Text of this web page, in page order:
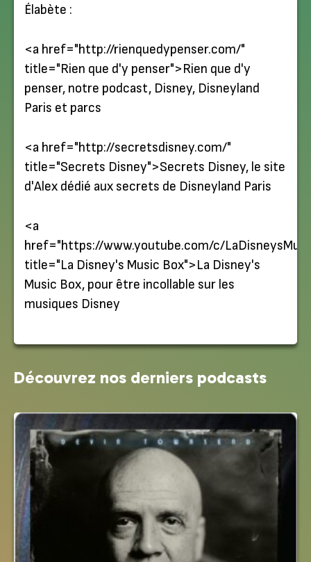
Élabète :
<a href="http://rienquedypenser.com/"
title="Rien que d'y penser">Rien que d'y
penser, notre podcast, Disney, Disneyland
Paris et parcs
<a href="http://secretsdisney.com/"
title="Secrets Disney">Secrets Disney, le site
d'Alex dédié aux secrets de Disneyland Paris
<a
href="https://www.youtube.com/c/
title="La Disney's Music Box">La Disney's
Music Box, pour être incollable sur les
musiques Disney
Découvrez nos derniers podcasts